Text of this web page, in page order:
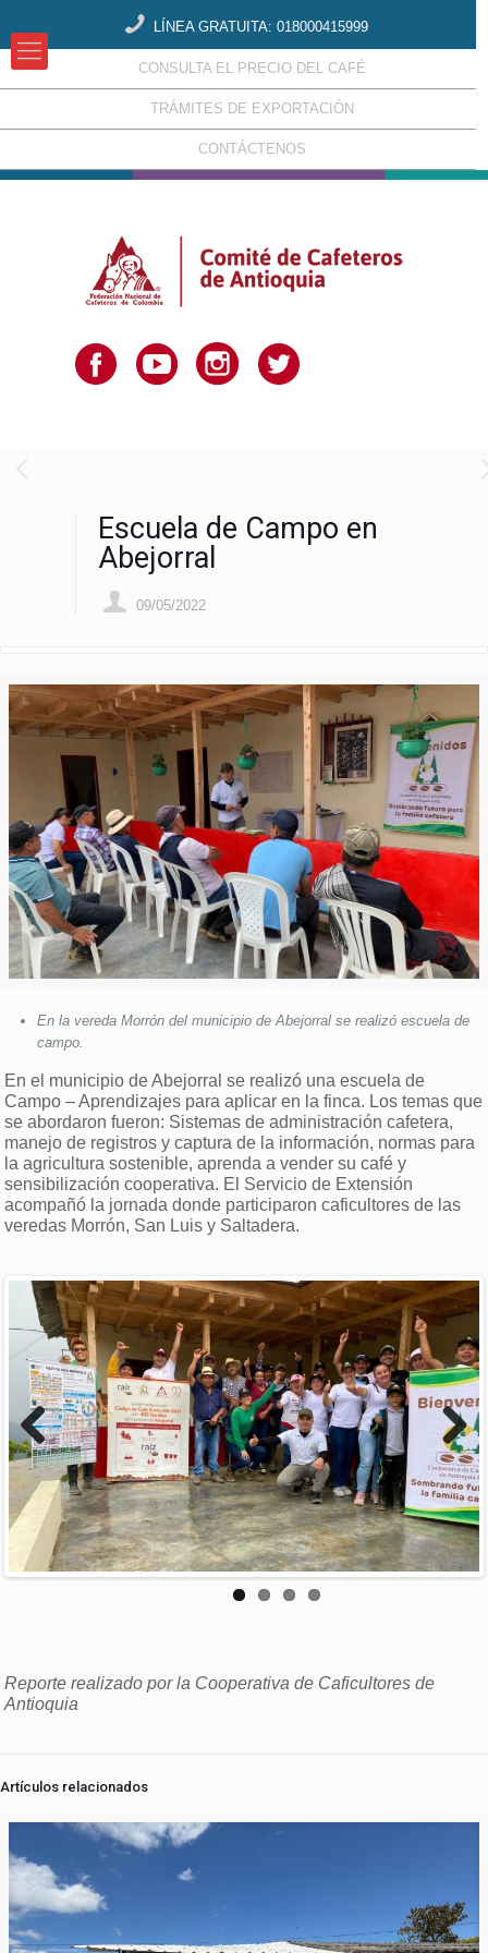
LÍNEA GRATUITA: 018000415999
CONSULTA EL PRECIO DEL CAFÉ
TRÁMITES DE EXPORTACIÓN
CONTÁCTENOS
Escuela de Campo en
Abejorral
09/05/2022
En la vereda Morrón del municipio de Abejorral se realizó escuela de
campo.
En el municipio de Abejorral se realizó una escuela de
Campo – Aprendizajes para aplicar en la finca. Los temas que
se abordaron fueron: Sistemas de administración cafetera,
manejo de registros y captura de la información, normas para
la agricultura sostenible, aprenda a vender su café y
sensibilización cooperativa. El Servicio de Extensión
acompañó la jornada donde participaron caficultores de las
veredas Morrón, San Luis y Saltadera.
Previous Next
Reporte realizado por la Cooperativa de Caficultores de
Antioquia
Artículos relacionados